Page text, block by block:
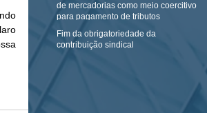
de mercadorias como meio coercitivo
para pagamento de tributos
Fim da obrigatoriedade da
contribuição sindical